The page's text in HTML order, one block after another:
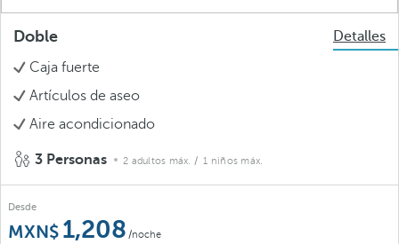
Doble
Detalles
Caja fuerte
Artículos de aseo
Aire acondicionado
3 Personas 2 adultos máx. / 1 niños máx.
Desde
1,208 /noche